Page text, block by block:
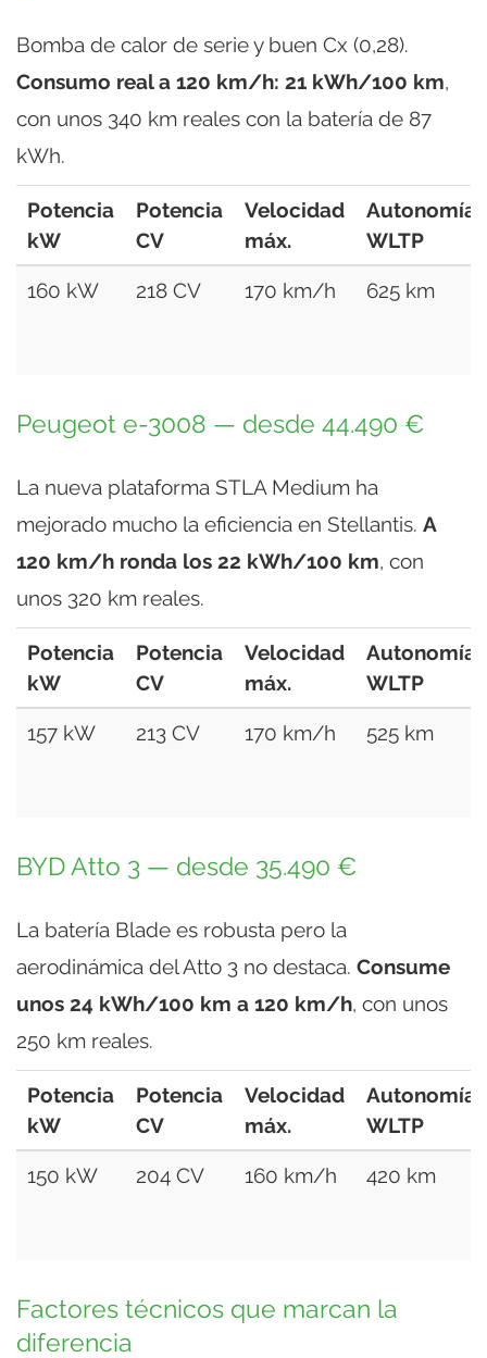
Bomba de calor de serie y buen Cx (0,28).
Consumo real a 120 km/h: 21 kWh/100 km,
con unos 340 km reales con la batería de 87
kWh.
Potencia
kW
Potencia
CV
Velocidad
máx.
Autonomía
WLTP
160 kW 218 CV 170 km/h 625 km
Peugeot e-3008 — desde 44.490 €
La nueva plataforma STLA Medium ha
mejorado mucho la eficiencia en Stellantis. A
120 km/h ronda los 22 kWh/100 km, con
unos 320 km reales.
Potencia
kW
Potencia
CV
Velocidad
máx.
Autonomía
WLTP
157 kW 213 CV 170 km/h 525 km
BYD Atto 3 — desde 35.490 €
La batería Blade es robusta pero la
aerodinámica del Atto 3 no destaca. Consume
unos 24 kWh/100 km a 120 km/h, con unos
250 km reales.
Potencia
kW
Potencia
CV
Velocidad
máx.
Autonomía
WLTP
150 kW 204 CV 160 km/h 420 km
Factores técnicos que marcan la
diferencia